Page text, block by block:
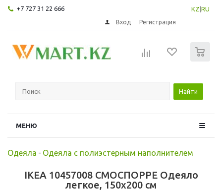
+7 727 31 22 666 KZ RU
Вход Регистрация
Найти
МЕНЮ
Одеяла - Одеяла с полиэстерным наполнителем
IKEA 10457008 СМОСПОРРЕ Одеяло
легкое, 150x200 см